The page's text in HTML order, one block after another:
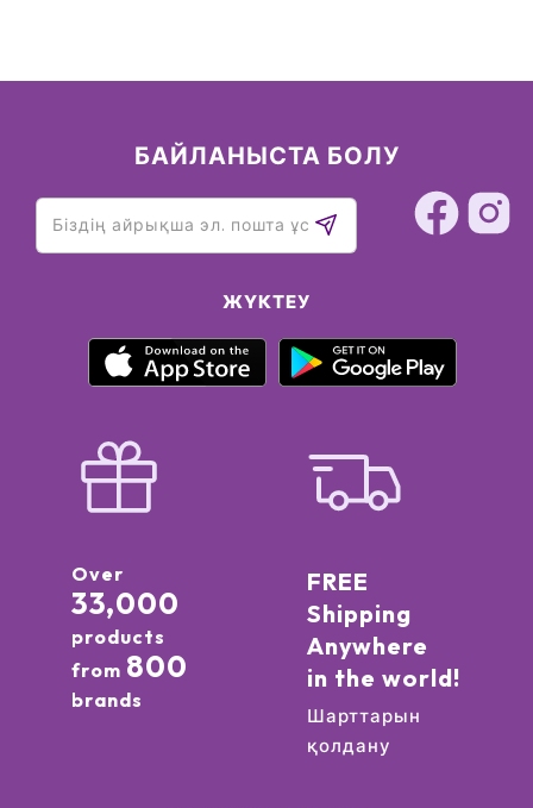
БАЙЛАНЫСТА БОЛУ
ЖҮКТЕУ
Over
33,000
products
from 800
brands
FREE
Shipping
Anywhere
in the world!
Шарттарын
қолдану